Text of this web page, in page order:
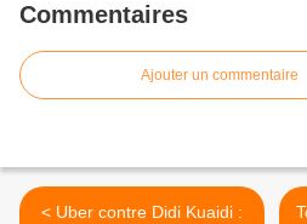
Commentaires
Ajouter un commentaire
< Uber contre Didi Kuaidi :